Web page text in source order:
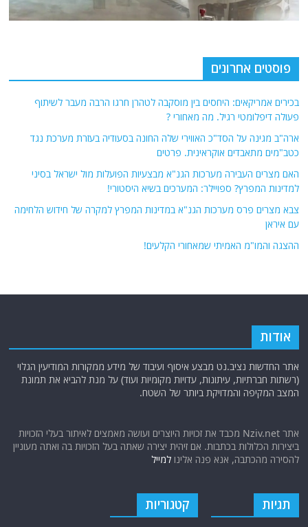
פוסטים אחרונים
בכירים אמריקאים: היחסים בין מוסקבה לטהרן חרגו הרבה מעבר לשיתוף
פעולה דיפלומטי רגיל. מה מאחורי ?
ארה"ב מגינה על הסד"כ האווירי שלה החונה בסעודיה בעזרת מערכת נגד
כטב"מים מתאבדים אוקראינית. פרטים
האם מצרים העבירה מערכות הגנ"א מבצעיות הפועלות מול ישראל בסיני
למדינות המפרץ? ספויילר: המערכים בשיא היסטורי!
צבא מצרים פרס מערכות הגנ"א במדינות המפרץ למקרה של חידוש הלחימה
עם איראן
ההצגה והמו"מ האמיתי שמאחורי הקלעים!
אודות
אתר החדשות נציב.נט מבצע איסוף ועיבוד של מידע ממקורות המודיעין הגלוי
(רשתות חברתיות, עיתונות, עדויות מקומיות ועוד) על מנת להביא את תמונת
המצב המקיפה והמדויקת ביותר של השטח.
אתר Nziv.net מכבד את זכויות היוצרים ועושה מאמצים לאיתור בעלי הזכויות
ביצירות הכלולות בכתבות. אם זיהית יצירה שאתה בעל הזכויות בה ואתה מעוניין
להסירה מהכתבה, אנא פנה אלינולמייל
תגיות קטגוריות